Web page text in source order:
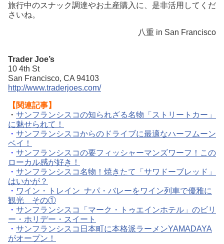
旅行中のスナック調達やお土産購入に、是非活用してくだ
さいね。
八重 in San Francisco
Trader Joe’s
10 4th St
San Francisco, CA 94103
http://www.traderjoes.com/
【関連記事】
・ サンフランシスコの知られざる名物「ストリートカー」
に魅せられて！
・ サンフランシスコからのドライブに最適なハーフムーン
ベイ！
・ サンフランシスコの要フィッシャーマンズワーフ！この
ローカル感が好き！
・ サンフランシスコ名物！焼きたて「サワドーブレッド」
はいかが？
・ ワイン・トレイン ナパ・バレーをワイン列車で優雅に
観光 その①
・ サンフランシスコ「マーク・トゥエインホテル」のビリ
ー・ホリデー・スイート
・ サンフランシスコ日本町に本格派ラーメンYAMADAYA
がオープン！